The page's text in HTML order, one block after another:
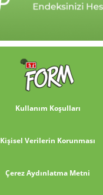
Kullanım Koşulları
Kişisel Verilerin Korunması
Çerez Aydınlatma Metni